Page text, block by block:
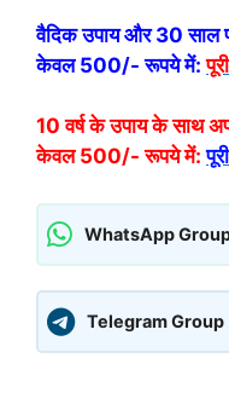
वैदिक उपाय और 30 साल
केवल 500/- रूपये में:
10 वर्ष के उपाय के साथ
केवल 500/- रूपये में:
WhatsApp
Telegram Group